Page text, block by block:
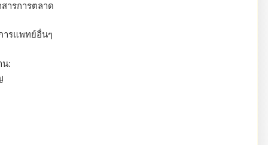
ารการตลาด
ารแพทย์อื่นๆ
น: